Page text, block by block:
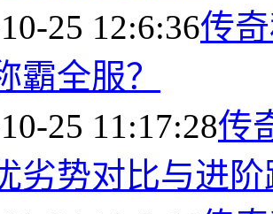
25 12:6:36传
霸全服？
25 11:17:28传
劣势对比与进